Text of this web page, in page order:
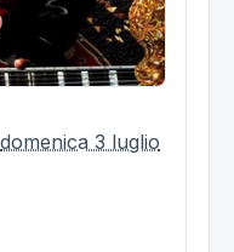
domenica 3 luglio